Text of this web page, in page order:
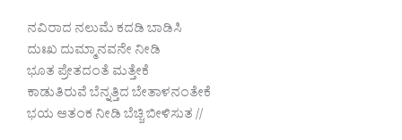
ನವಿರಾದ ನಲುಮೆ ಕದಡಿ ಬಾಡಿಸಿ
ದುಃಖ ದುಮ್ಮಾನವನೇ ನೀಡಿ
ಭೂತ ಪ್ರೇತದಂತೆ ಮತ್ತೇಕೆ
ಕಾಡುತಿರುವೆ ಬೆನ್ನತ್ತಿದ ಬೇತಾಳನಂತೇಕೆ
ಭಯ ಆತಂಕ ನೀಡಿ ಬೆಚ್ಚಿ ಬೀಳಿಸುತ //